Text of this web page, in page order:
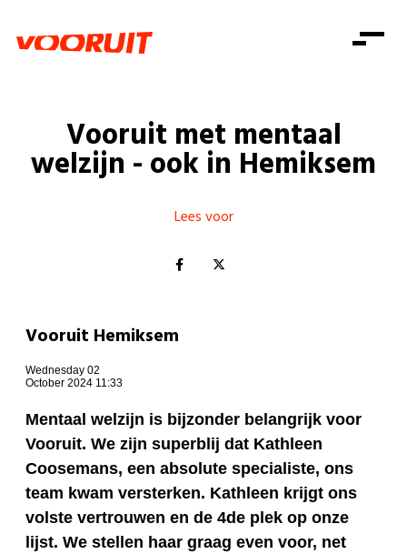
Zorg
Gelijke kansen
Welzijn
Consumentenbescherming
Kinderen en jongeren
Onze mensen
Standpunten
Vacatures
Doe mee
Doe mee
Word lid
Shop
Login
Vooruit met mentaal
welzijn - ook in Hemiksem
Lees voor
Vooruit Hemiksem
Wednesday 02
October 2024 11:33
Mentaal welzijn is bijzonder belangrijk voor
Vooruit. We zijn superblij dat Kathleen
Coosemans, een absolute specialiste, ons
team kwam versterken. Kathleen krijgt ons
volste vertrouwen en de 4de plek op onze
lijst. We stellen haar graag even voor, net